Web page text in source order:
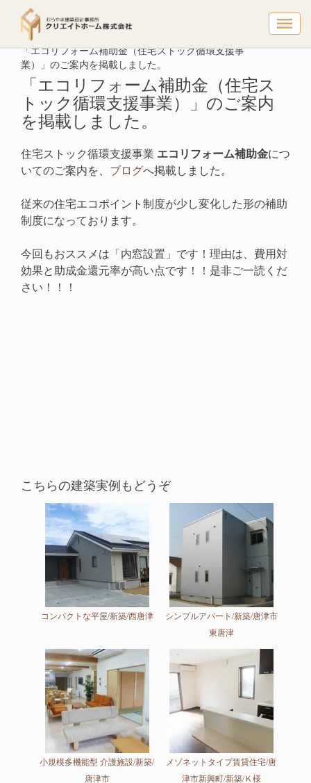
「エコリ
トップページ
「エコリフォーム補助金（住宅ストック循環支援事
業）」のご案内を掲載しました。
「エコリフォーム補助金（住宅ス
トック循環支援事業）」のご案内
を掲載しました。
住宅ストック循環支援事業 エコリフォーム補助金につ
いてのご案内を、 ブログへ掲載しました。
従来の住宅エコポイント制度が少し変化した形の補助
制度になっております。
今回もおススメは「内窓設置」です！理由は、費用対
効果と助成金還元率が高い点です！！是非ご一読くだ
さい！！！
こちらの建築実例もどうぞ
コンパクトな平屋/新築/西唐津
シンプルアパート/新築/唐津市
東唐津
小規模多機能型 介護施設/新築/
唐津市
メゾネットタイプ賃貸住宅/唐
津市新興町/新築/Ｋ様